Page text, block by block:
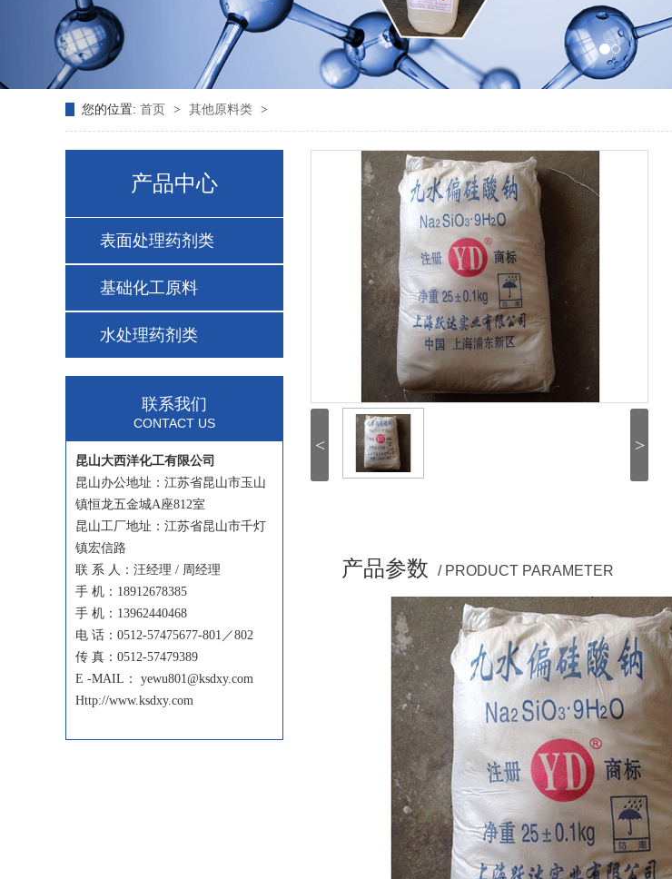
您的位置: 首页 > 其他原料类 >
产品中心
表面处理药剂类
基础化工原料
水处理药剂类
联系我们
CONTACT US
昆山大西洋化工有限公司
昆山办公地址：江苏省昆山市玉山
镇恒龙五金城A座812室
昆山工厂地址：江苏省昆山市千灯
镇宏信路
联 系 人：汪经理 / 周经理
手 机：18912678385
手 机：13962440468
电 话：0512-57475677-801／802
传 真：0512-57479389
E -MAIL： yewu801@ksdxy.com
Http://www.ksdxy.com
< >
产品参数 / PRODUCT PARAMETER